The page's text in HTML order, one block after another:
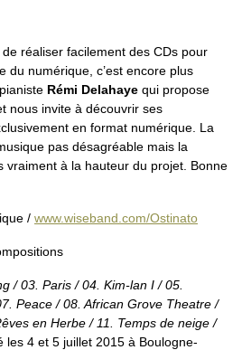
réaliser facilement des CDs pour
du numérique, c’est encore plus
Rémi Delahaye qui propose
nous invite à découvrir ses
en format numérique. La
pas désagréable mais la
vraiment à la hauteur du projet. Bonne
/ www.wiseband.com/Ostinato
/ 03. Paris / 04. Kim-lan I / 05.
Peace / 08. African Grove Theatre /
en Herbe / 11. Temps de neige /
les 4 et 5 juillet 2015 à Boulogne-